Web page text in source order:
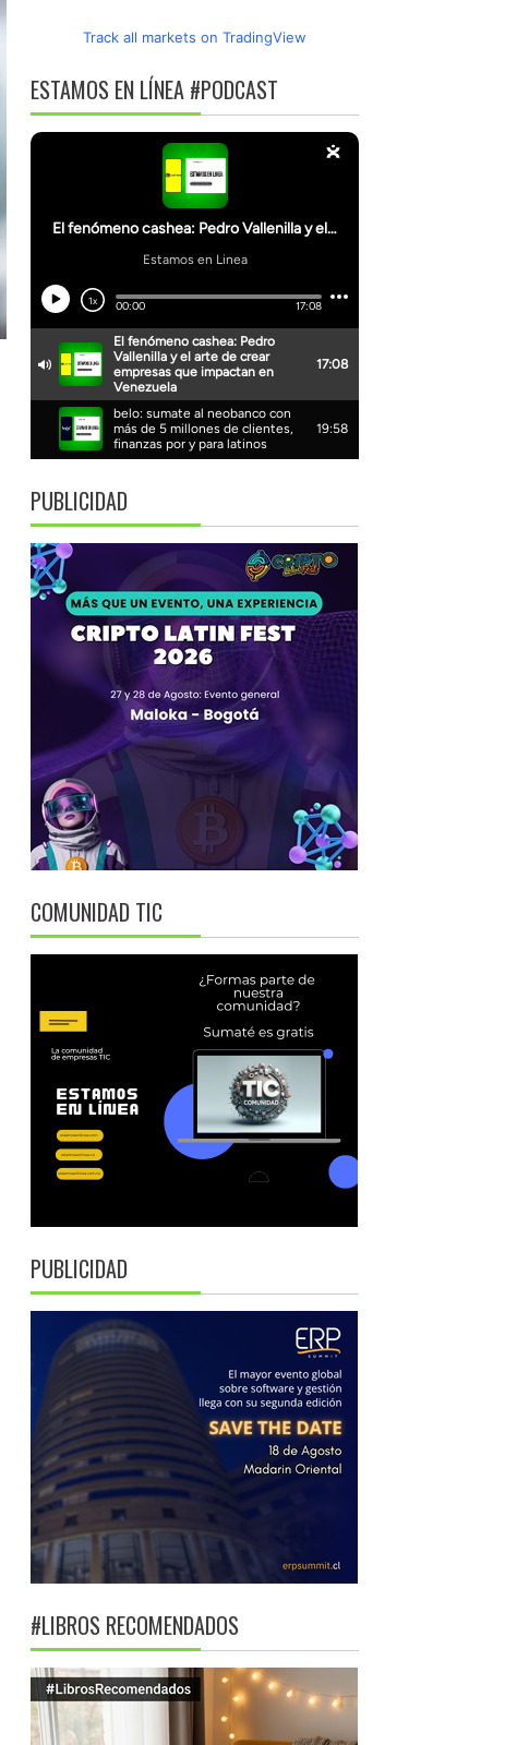
Track all markets on TradingView
ESTAMOS EN LÍNEA #PODCAST
PUBLICIDAD
COMUNIDAD TIC
PUBLICIDAD
#LIBROS RECOMENDADOS